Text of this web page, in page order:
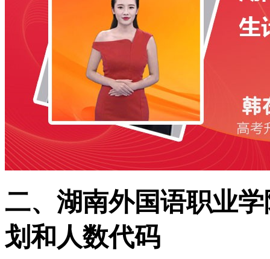
二、湖南外国语职业
划和人数代码